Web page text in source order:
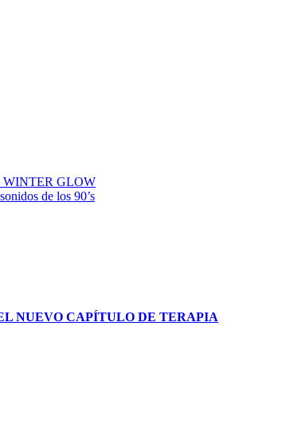
WINTER GLOW
de los 90’s
NUEVO CAPÍTULO DE TERAPIA